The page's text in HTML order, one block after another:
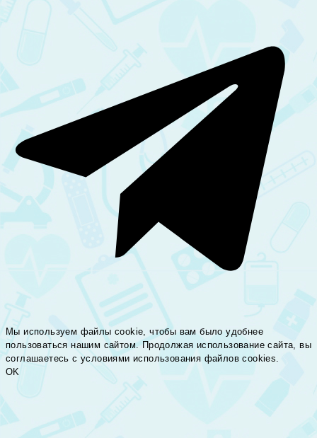
Мы используем файлы cookie, чтобы вам было удобнее
пользоваться нашим сайтом. Продолжая использование сайта, вы
соглашаетесь c условиями использования файлов cookies.
OK